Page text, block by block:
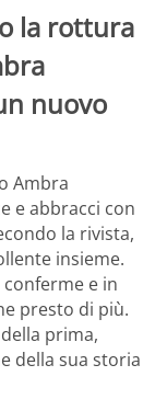
la rottura
nuovo
Ambra
e abbracci con
la rivista,
insieme.
e in
presto di più.
prima,
della sua storia